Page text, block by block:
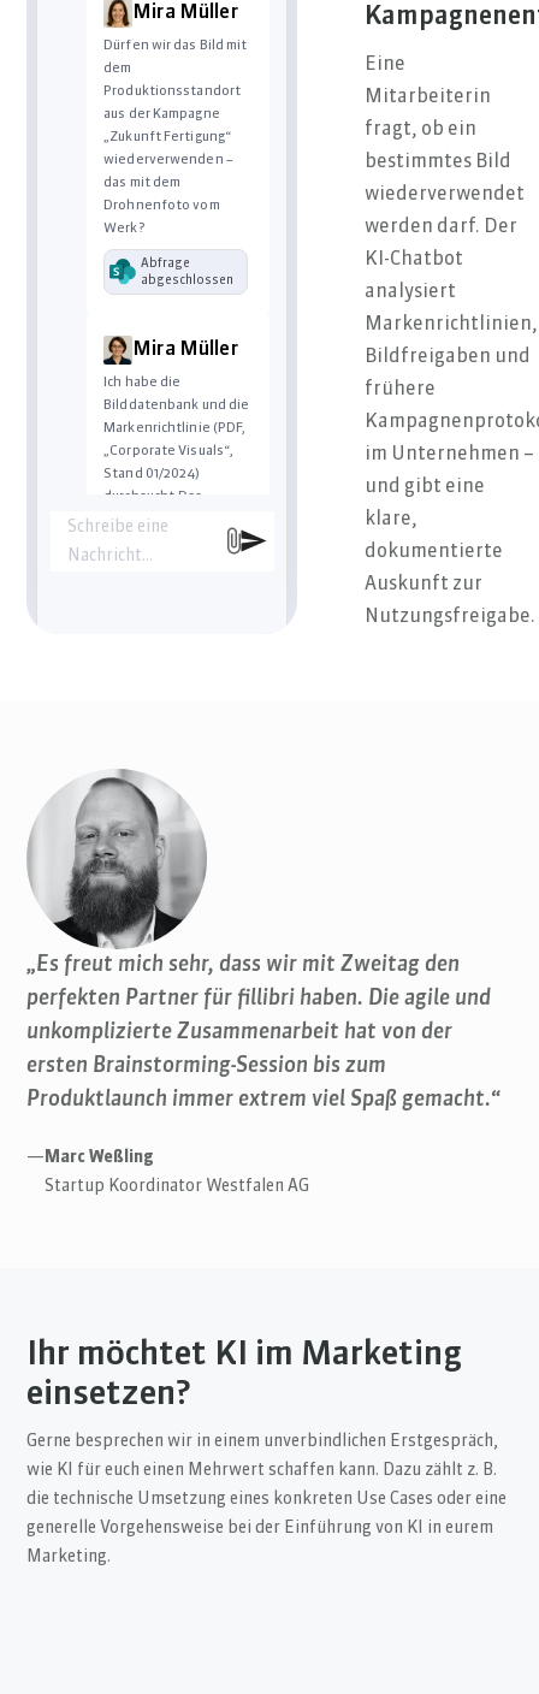
kompakt und ready
Strategie.“Möchten
Versionen für E-Mail
oder Landingpage?
Mira Müller
Dürfen wir das Bild mit
dem
Produktionsstandort
aus der Kampagne
„Zukunft Fertigung“
wiederverwenden –
das mit dem
Drohnenfoto vom
Werk?
Abfrage
abgeschlossen
Mira Müller
Ich habe die
Bilddatenbank und die
Markenrichtlinie (PDF,
„Corporate Visuals“,
Stand 01/2024)
durchsucht.Das
Drohnenbild
„Werk_Nord_Aussen_2023.jpg“
wurde zuletzt in der
intern.Achtung: Für
Social Media darf nur
der zentral
freigegebene
Bildausschnitt
verwendet werden
(siehe Vermerk im
Bildfreigabeprotokoll
vom 05.06.2023). Soll
ich dir die richtige
Datei und den
Quellenhinweis
Schreibe eine
Nachricht…
Eine
Mitarbeiterin
fragt, ob ein
bestimmtes Bild
wiederverwendet
werden darf. Der
KI-Chatbot
analysiert
Markenrichtlinien,
Bildfreigaben und
frühere
im Unternehmen –
und gibt eine
klare,
dokumentierte
Auskunft zur
Nutzungsfreigabe.
„Es freut mich sehr, dass wir mit Zweitag den
perfekten Partner für fillibri haben. Die agile und
unkomplizierte Zusammenarbeit hat von der
ersten Brainstorming-Session bis zum
Produktlaunch immer extrem viel Spaß gemacht.“
— Marc Weßling
Startup Koordinator Westfalen AG
Ihr möchtet KI im Marketing
einsetzen?
Gerne besprechen wir in einem unverbindlichen Erstgespräch,
wie KI für euch einen Mehrwert schaffen kann. Dazu zählt z. B.
die technische Umsetzung eines konkreten Use Cases oder eine
generelle Vorgehensweise bei der Einführung von KI in eurem
Marketing.